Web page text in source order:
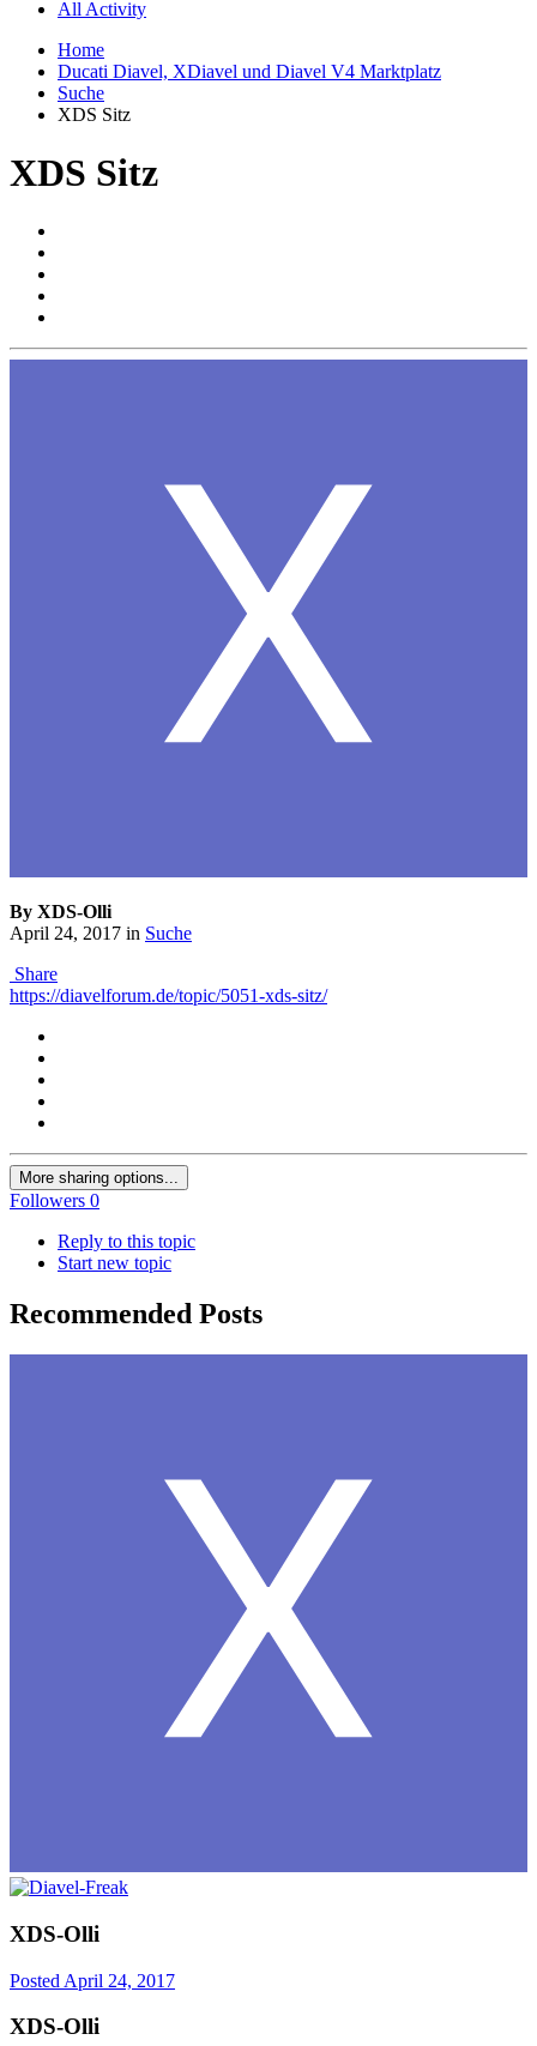
All Activity
Home
Ducati Diavel, XDiavel und Diavel V4 Marktplatz
Suche
XDS Sitz
XDS Sitz
By XDS-Olli
April 24, 2017 in Suche
Share
https://diavelforum.de/topic/5051-xds-sitz/
More sharing options...
Followers 0
Reply to this topic
Start new topic
Recommended Posts
XDS-Olli
Posted April 24, 2017
XDS-Olli